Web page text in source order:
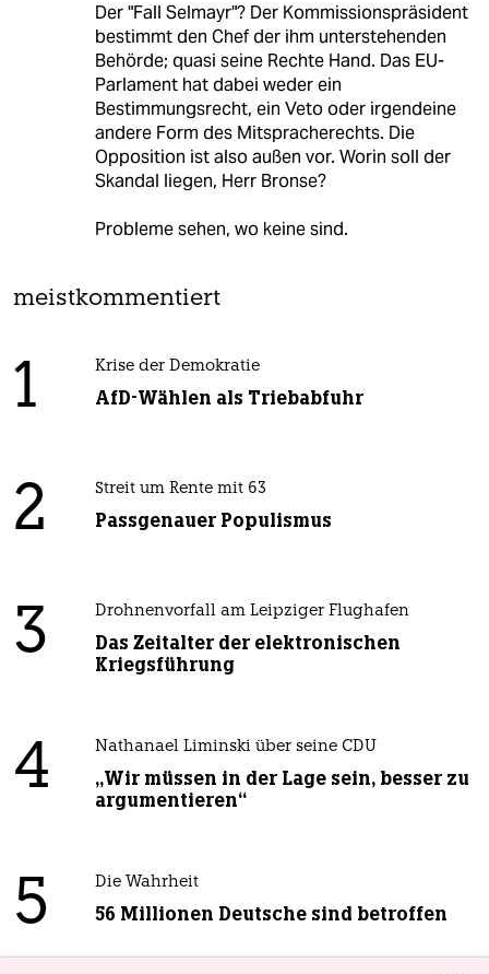
Der "Fall Selmayr"? Der Kommissionspräsident
bestimmt den Chef der ihm unterstehenden
Behörde; quasi seine Rechte Hand. Das EU-
Parlament hat dabei weder ein
Bestimmungsrecht, ein Veto oder irgendeine
andere Form des Mitspracherechts. Die
Opposition ist also außen vor. Worin soll der
Skandal liegen, Herr Bronse?
Probleme sehen, wo keine sind.
meistkommentiert
1 Krise der Demokratie
AfD-Wählen als Triebabfuhr
2 Streit um Rente mit 63
Passgenauer Populismus
3 Drohnenvorfall am Leipziger Flughafen
Das Zeitalter der elektronischen
Kriegsführung
4 Nathanael Liminski über seine CDU
„Wir müssen in der Lage sein, besser zu
argumentieren“
5 Die Wahrheit
56 Millionen Deutsche sind betroffen